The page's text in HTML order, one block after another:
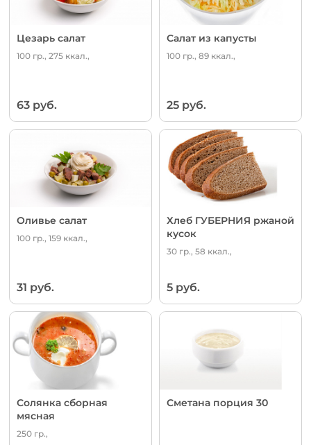
Цезарь салат
100 гр., 275 ккал.,
63 руб.
Салат из капусты
100 гр., 89 ккал.,
25 руб.
Оливье салат
100 гр., 159 ккал.,
31 руб.
Хлеб ГУБЕРНИЯ ржаной
кусок
30 гр., 58 ккал.,
5 руб.
Солянка сборная
мясная
250 гр.,
Сметана порция 30